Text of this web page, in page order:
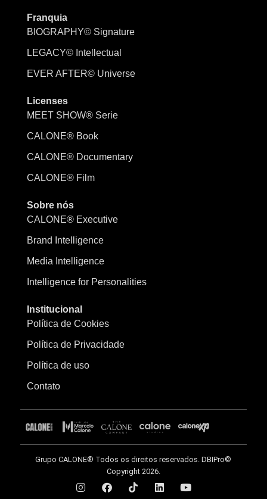
Franquia
BIOGRAPHY© Signature
LEGACY© Intellectual
EVER AFTER© Universe
Licenses
MEET SHOW® Serie
CALONE® Book
CALONE® Documentary
CALONE® Film
Sobre nós
CALONE® Executive
Brand Intelligence
Media Intelligence
Intelligence for Personalities
Institucional
Política de Cookies
Política de Privacidade
Política de uso
Contato
Grupo CALONE® Todos os direitos reservados. DBIPro©
Copyright 2026.